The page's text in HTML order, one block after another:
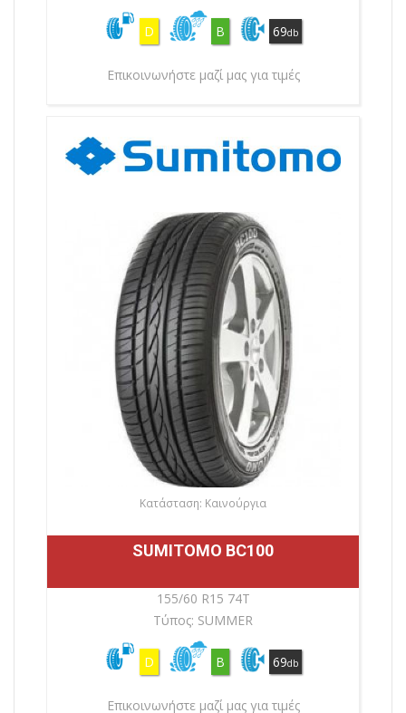
D B 69db
Επικοινωνήστε μαζί μας για τιμές
Κατάσταση: Καινούργια
SUMITOMO BC100
155/60 R15 74T
Τύπος: SUMMER
D B 69db
Επικοινωνήστε μαζί μας για τιμές